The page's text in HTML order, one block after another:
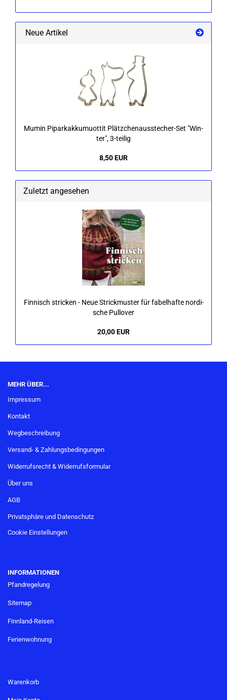
Neue Artikel
Mumin Pi­par­k­ak­ku­muot­tit Plätzchenausstecher-​Set "Win­
ter", 3-​teilig
8,50 EUR
Zuletzt angesehen
Fin­nisch stri­cken - Neue Strick­mus­ter für fa­bel­haf­te nor­di­
sche Pull­over
20,00 EUR
MEHR ÜBER...
Impressum
Kontakt
Wegbeschreibung
Versand- & Zahlungsbedingungen
Widerrufsrecht & Widerrufsformular
Über uns
AGB
Privatsphäre und Datenschutz
Cookie Einstellungen
INFORMATIONEN
Pfandregelung
Sitemap
Finnland-Reisen
Ferienwohnung
Warenkorb